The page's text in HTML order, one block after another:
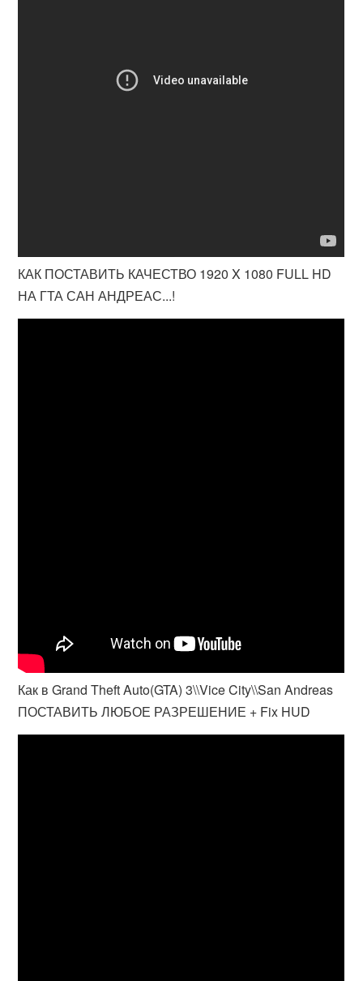
КАК ПОСТАВИТЬ КАЧЕСТВО 1920 X 1080 FULL HD
НА ГТА САН АНДРЕАС...!
Как в Grand Theft Auto(GTA) 3\\Vice City\\San Andreas
ПОСТАВИТЬ ЛЮБОЕ РАЗРЕШЕНИЕ + Fix HUD